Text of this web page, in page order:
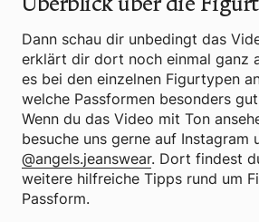
Dann schau dir unbedingt das
erklärt dir dort noch einmal ganz
es bei den einzelnen Figurtypen
welche Passformen besonders
Wenn du das Video mit Ton
besuche uns gerne auf Instagram
@angels.jeanswear. Dort findest
weitere hilfreiche Tipps rund um
Passform.